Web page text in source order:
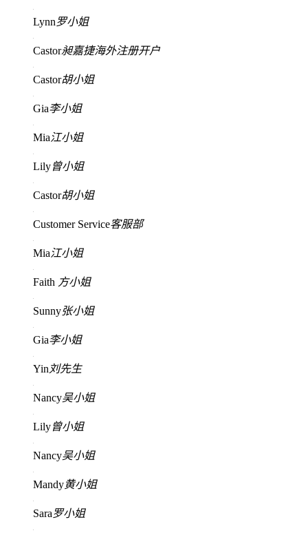
Lynn罗小姐
Castor昶嘉捷海外注册开户
Castor胡小姐
Gia李小姐
Mia江小姐
Lily曾小姐
Castor胡小姐
Customer Service客服部
Mia江小姐
Faith 方小姐
Sunny张小姐
Gia李小姐
Yin 刘先生
Nancy吴小姐
Lily曾小姐
Nancy吴小姐
Mandy黄小姐
Sara罗小姐